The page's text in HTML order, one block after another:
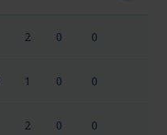
2 0 0
1 0 0
2 0 0